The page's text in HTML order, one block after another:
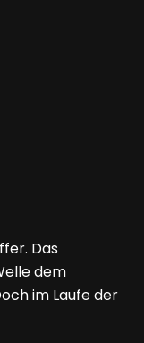
Das
dem
im Laufe der